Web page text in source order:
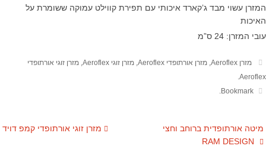
המזרן עשוי מבד ג’קארד איכותי עם תפירת קווילט עמוקה ששומרת על
האיכות
עובי המזרן: 24 ס”מ
מזרן Aeroflex , מזרן אורתופדי Aeroflex , מזרן זוגי Aeroflex , מזרן זוגי אורתופדי
Aeroflex
.
Bookmark
.
מזרן זוגי אורתופדי קמפ דויד
מיטה אורתופדית ברוחב וחצי
RAM DESIGN